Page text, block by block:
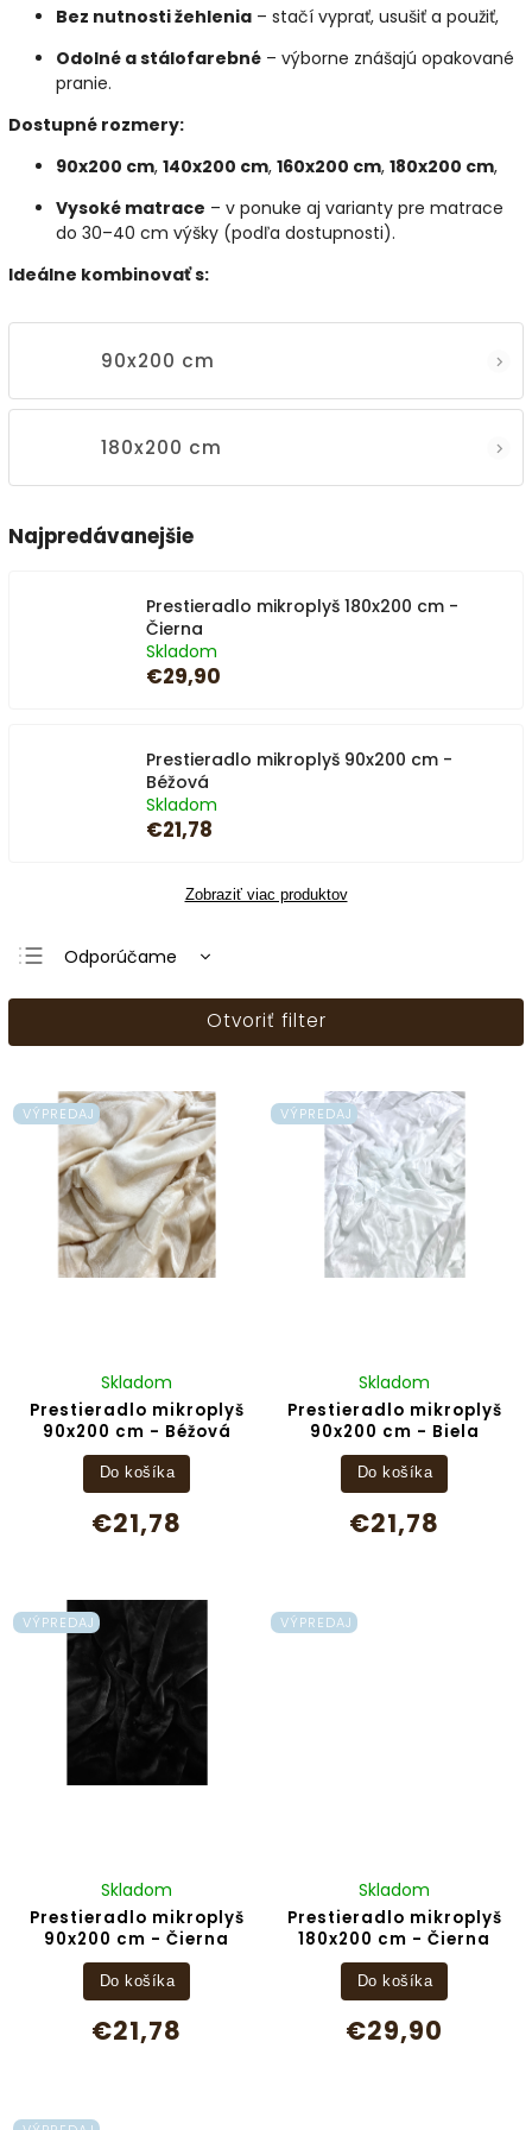
Bez nutnosti žehlenia – stačí vyprať, usušiť a použiť,
Odolné a stálofarebné – výborne znášajú opakované
pranie.
Dostupné rozmery:
90x200 cm, 140x200 cm, 160x200 cm, 180x200 cm,
Vysoké matrace – v ponuke aj varianty pre matrace
do 30–40 cm výšky (podľa dostupnosti).
Ideálne kombinovať s:
90x200 cm
180x200 cm
Najpredávanejšie
Prestieradlo mikroplyš 180x200 cm -
Čierna
Skladom
€29,90
Prestieradlo mikroplyš 90x200 cm -
Béžová
Skladom
€21,78
Zobraziť viac produktov
Odporúčame
Najlacnejšie
Abecedne
Otvoriť filter
VÝPREDAJ
Prestieradlo mikroplyš
90x200 cm - Béžová
Skladom
€21,78
Do košíka
VÝPREDAJ
Prestieradlo mikroplyš
90x200 cm - Biela
Skladom
€21,78
Do košíka
VÝPREDAJ
Prestieradlo mikroplyš
90x200 cm - Čierna
Skladom
€21,78
Do košíka
VÝPREDAJ
Prestieradlo mikroplyš
180x200 cm - Čierna
Skladom
€29,90
Do košíka